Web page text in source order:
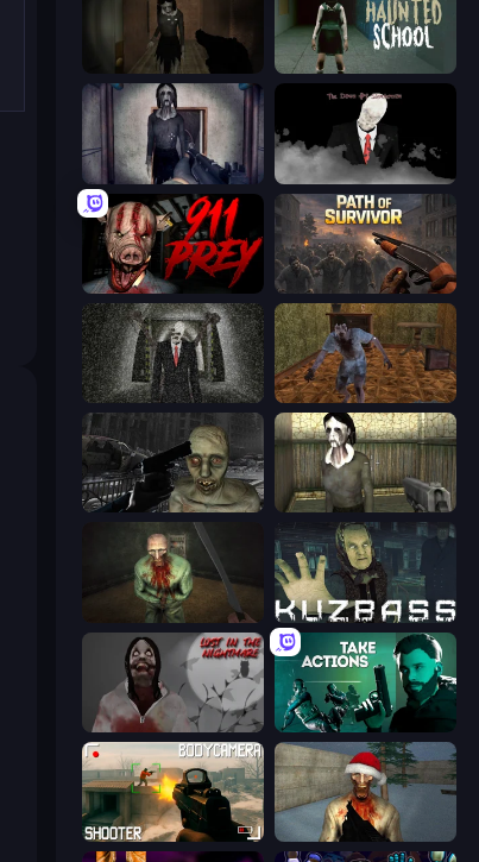
Haunted School
Slendrina Must Die: The Cellar The Dawn of Slenderman
911: Prey Path of Survivor
Slenderman Must Die: Underground Bunker Creepy Granny Scream: Scary Freddy
C-Virus Game: Outbreak Slendrina Must Die: The House
Shoot Your Nightmare: The Beginning Kuzbass Horror
Jeff The Killer: Lost in the Nightmare Take Actions
BodyCamera Shooter